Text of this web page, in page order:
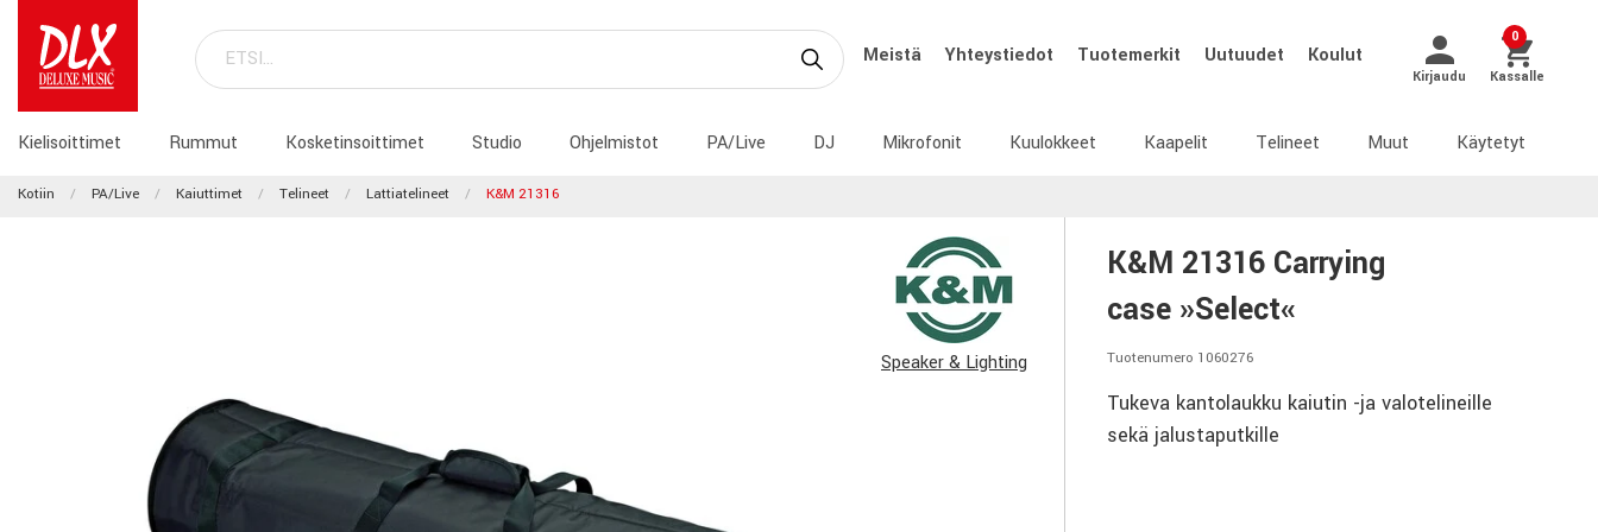
Meistä Yhteystiedot Tuotemerkit Uutuudet Koulut
Kirjaudu
0
Kassalle
Kielisoittimet Rummut Kosketinsoittimet Studio Ohjelmistot PA/Live DJ Mikrofonit Kuulokkeet Kaapelit Telineet Muut Käytetyt
Kotiin PA/Live Kaiuttimet Telineet Lattiatelineet K&M 21316
Speaker & Lighting
K&M 21316 Carrying
case »Select«
Tuotenumero 1060276
Tukeva kantolaukku kaiutin -ja valotelineille
sekä jalustaputkille